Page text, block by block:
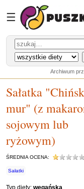
☰
Archiwum
Sałatka
mur" (z
sojowym lub
ryżowym)
ŚREDNIA OCENA:
Sałatki
Typ diety: wegańska